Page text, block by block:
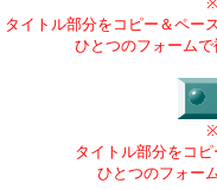
タイトル部分をコピー＆ペー
ひとつのフォーム
タイトル部分をコ
ひとつのフォー